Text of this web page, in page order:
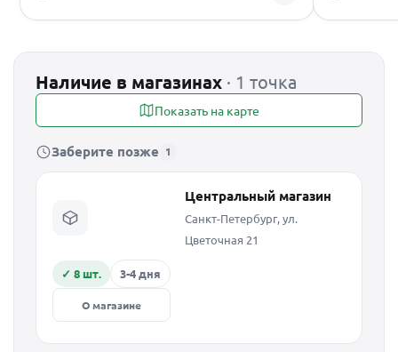
Наличие в магазинах · 1 точка
Показать на карте
Заберите позже 1
Центральный магазин
Санкт-Петербург, ул.
Цветочная 21
✓ 8 шт. 3-4 дня
О магазине